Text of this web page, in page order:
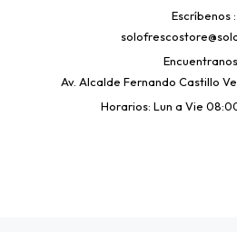
Escríbenos
Encuentranos
Av. Alcalde Fernando Castillo
Horarios: Lun a Vie